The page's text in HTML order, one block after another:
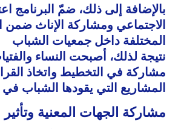
بالإضافة إلى ذلك، ضمّ البرنامج
الاجتماعي ومشاركة الإناث
المختلفة داخل جمعيات الشباب
نتيجة لذلك، أصبحت النساء
مشاركة في التخطيط واتخاذ
المشاريع التي يقودها الشباب
مشاركة الجهات المعنية